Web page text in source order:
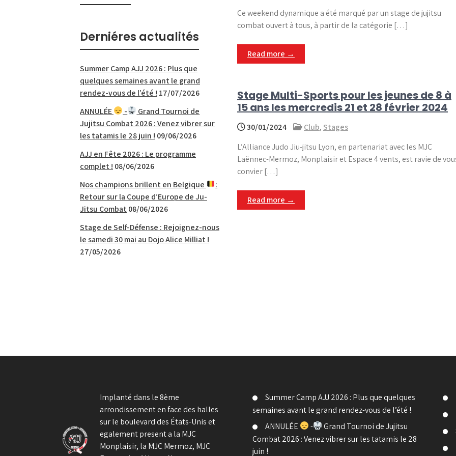
Ce weekend dynamique a été marqué par un stage de jujitsu
combat ouvert à tous, à partir de la catégorie […]
Read more →
Stage Multi-Sports pour les jeunes de 8 à
15 ans les mercredis 21 et 28 février 2024
30/01/2024 Club, Stages
L’Alliance Judo Jiu-jitsu Lyon, en partenariat avec les MJC
Laënnec-Mermoz, Monplaisir et Espace 4 vents, est ravie de
convier […]
Read more →
Derniéres actualités
Summer Camp AJJ 2026 : Plus que
quelques semaines avant le grand
rendez-vous de l’été ! 17/07/2026
ANNULÉE
-
Grand Tournoi de
Jujitsu Combat 2026 : Venez vibrer sur
les tatamis le 28 juin ! 09/06/2026
AJJ en Fête 2026 : Le programme
complet ! 08/06/2026
Nos champions brillent en Belgique
:
Retour sur la Coupe d’Europe de Ju-
Jitsu Combat 08/06/2026
Stage de Self-Défense : Rejoignez-nous
le samedi 30 mai au Dojo Alice Milliat !
27/05/2026
Implanté dans le 8ème
arrondissement en face des halles
sur le boulevard des États-Unis et
egalement present a la MJC
Monplaisir, la MJC Mermoz, MJC
Summer Camp AJJ 2026 : Plus que quelques
semaines avant le grand rendez-vous de l’été !
ANNULÉE
-
Grand Tournoi de Jujitsu
Combat 2026 : Venez vibrer sur les tatamis le 28
juin !